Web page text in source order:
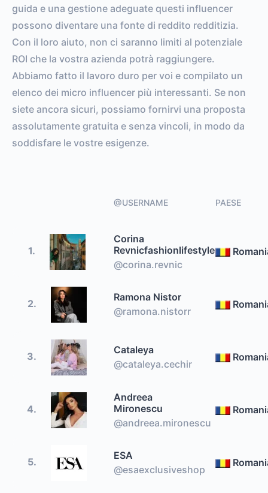
guida e una gestione adeguate questi influencer
possono diventare una fonte di reddito redditizia.
Con il loro aiuto, non ci saranno limiti al potenziale
ROI che la vostra azienda potrà raggiungere.
Abbiamo fatto il lavoro duro per voi e compilato un
elenco dei micro influencer più interessanti. Se non
siete ancora sicuri, possiamo fornirvi una proposta
assolutamente gratuita e senza vincoli, in modo da
soddisfare le vostre esigenze.
@USERNAME PAESE
1.
Corina
Revnicfashionlifestyle
@corina.revnic
2.
Ramona Nistor
@ramona.nistorr
3.
Cataleya
@cataleya.cechir
4.
Andreea
Mironescu
@andreea.mironescu
5.
ESA
@esaexclusiveshop